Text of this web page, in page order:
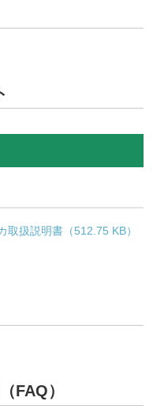
取扱説明書（512.75 KB）
FAQ）